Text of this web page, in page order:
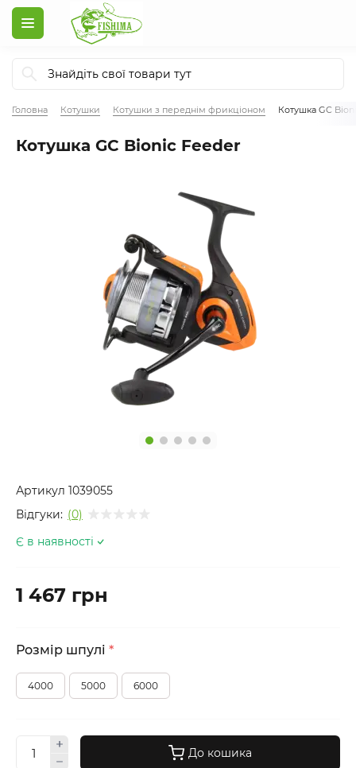
Головна Котушки Котушки з переднім фрикціоном Котушка GC
Котушка GC Bionic Feeder
Артикул 1039055
Відгуки: (0)
Є в наявності
1 467 грн
Розмір шпулі *
4000 5000 6000
До кошика